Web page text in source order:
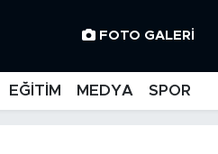
FOTO GALERI
EĞİTİM MEDYA SPOR